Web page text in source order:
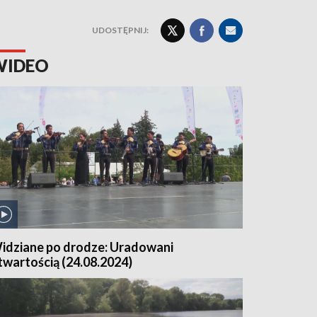
UDOSTĘPNIJ:
po drodze: Uradowani
(24.08.2024)